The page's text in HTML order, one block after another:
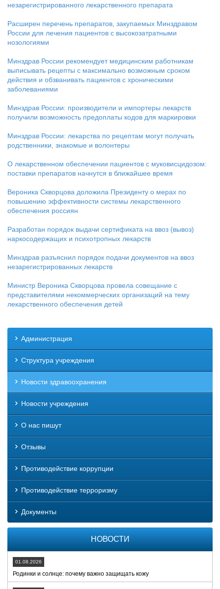
незарегистрированного лекарственного препарата
Расширен перечень препаратов, закупаемых Минздравом
России для лечения пациентов с высокозатратными
нозологиями
Минздрав России рекомендует медицинским работникам
выписывать рецепты с максимально возможным сроком
действия и обзванивать пациентов с хроническими
заболеваниями
Минздрав России: производители и импортеры лекарств
получили возможность предоплаты кодов для маркировки
Минздрав России: лекарства по рецептам могут получать
родственники, знакомые и волонтеры
О лекарственном обеспечении пациентов с муковисцидозом:
поставки препаратов начнутся в ближайшее время
Вероника Скворцова доложила Президенту о мерах по
повышению эффективности системы лекарственного
обеспечения россиян
Разработан порядок выдачи сертификата на ввоз (вывоз)
наркосодержащих и психотропных лекарств
Минздрав разъяснил порядок подачи документов на ввоз
незарегистрированных лекарств
Министр Вероника Скворцова провела совещание с
представителями некоммерческих организаций на тему
лекарственного обеспечения детей
Администрация
Структура учреждения
Новости здравоохранения
Новости учреждения
О нас пишут
Отзывы
Противодействие коррупции
Противодействие терроризму
Документы
НОВОСТИ
01.08.2026
Родинки и солнце: почему важно защищать кожу